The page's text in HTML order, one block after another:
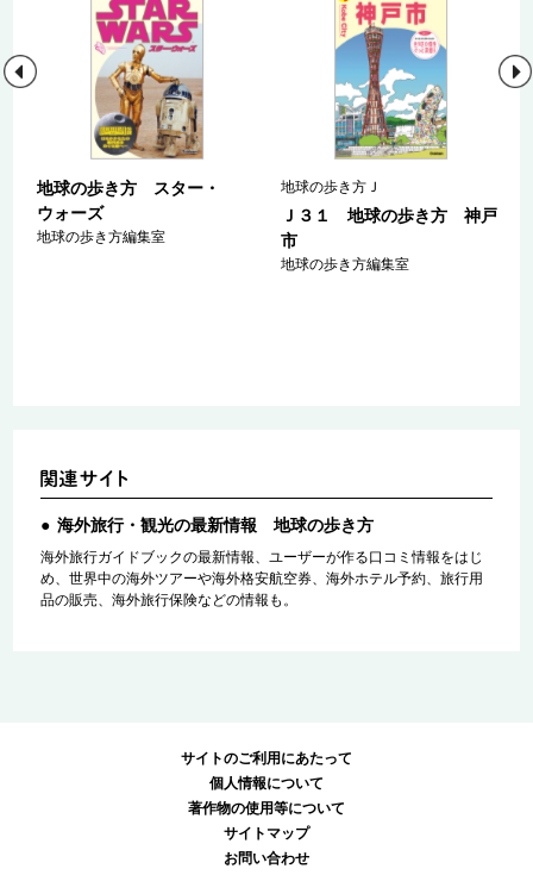
地球の歩き方 スター・
ウォーズ
地球の歩き方編集室
地球の歩き方Ｊ
Ｊ３１ 地球の歩き方 神戸
市
地球の歩き方編集室
海外旅行・観光の最新情報 地球の歩き方
海外旅行ガイドブックの最新情報、ユーザーが作る口コミ情報をはじ
め、世界中の海外ツアーや海外格安航空券、海外ホテル予約、旅行用
品の販売、海外旅行保険などの情報も。
サイトのご利用にあたって
個人情報について
著作物の使用等について
サイトマップ
お問い合わせ